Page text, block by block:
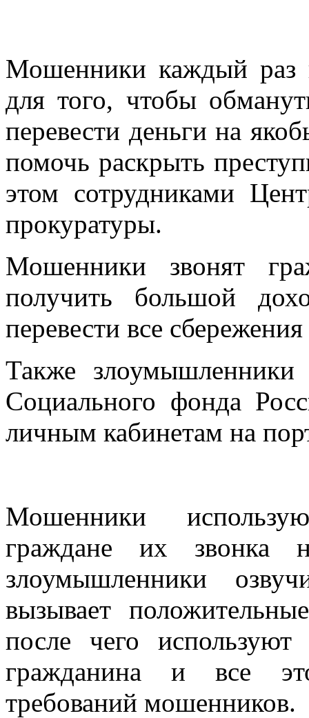
Мошенники каждый раз
для того, чтобы
перевести деньги на
помочь раскрыть
этом сотрудниками
прокуратуры.
Мошенники звонят
получить большой
перевести все
Также злоумышленники
Социального фонда
личным кабинетам на
Мошенники
граждане их звонка
злоумышленники
вызывает
после чего используют
гражданина и все
требований мошенников.